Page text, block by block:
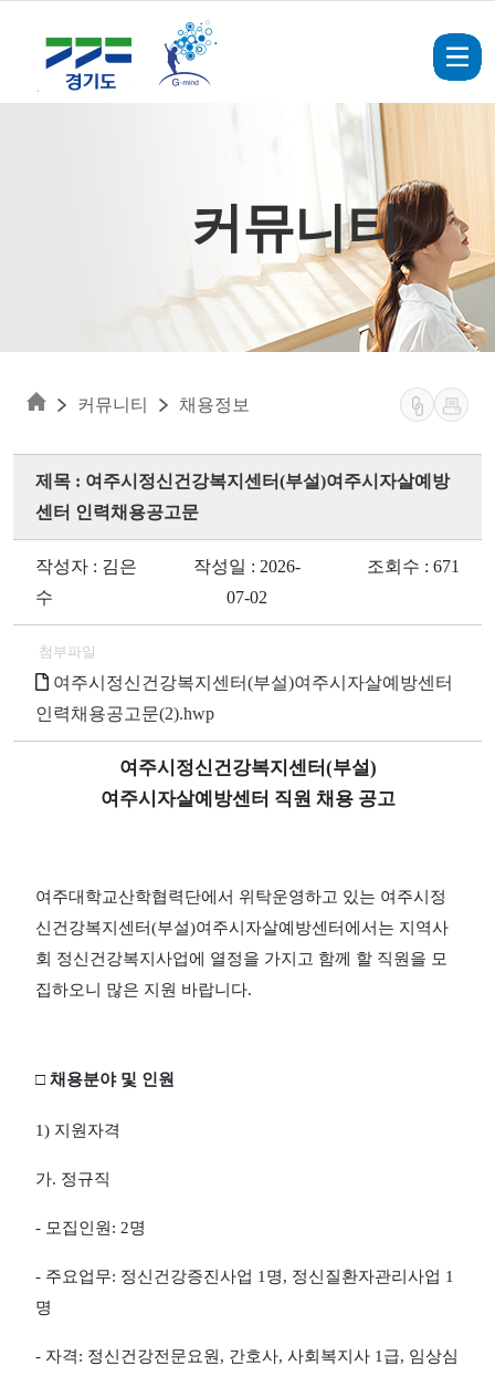
커뮤니티
커뮤니티 채용정보
제목 : 여주시정신건강복지센터(부설)여주시자살예방
센터 인력채용공고문
작성자 : 김은
수
작성일 : 2026-
07-02
조회수 : 671
첨부파일
여주시정신건강복지센터(부설)여주시자살예방센터
인력채용공고문(2).hwp
여주시정신건강복지센터 (부설)
여주시자살예방센터 직원 채용 공고
여주대학교산학협력단에서 위탁운영하고 있는 여주시정
신건강복지센터(부설)여주시자살예방센터에서는 지역사
회 정신건강복지사업에 열정을 가지고 함께 할 직원을 모
집하오니 많은 지원 바랍니다.
□ 채용분야 및 인원
1) 지원자격
가. 정규직
- 모집인원 : 2명
- 주요업무: 정신건강증진사업 1 명, 정신질환자관리사업 1
명
- 자격: 정신건강전문요원 , 간호사, 사회복지사 1 급, 임상심